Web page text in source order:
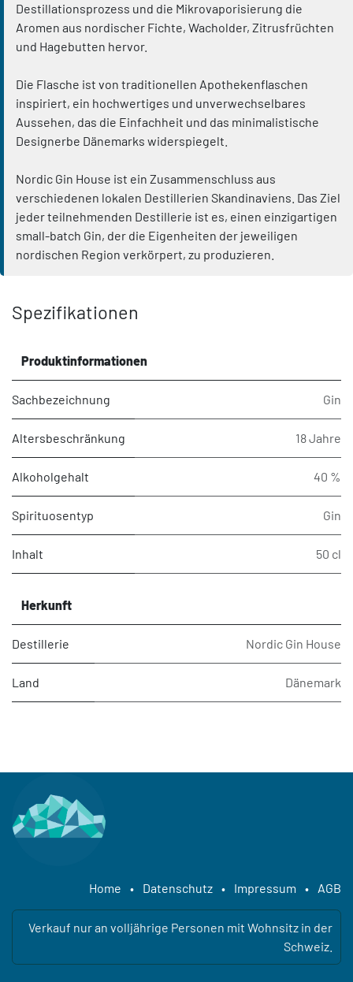
Destillationsprozess und die Mikrovaporisierung die
Aromen aus nordischer Fichte, Wacholder, Zitrusfrüchten
und Hagebutten hervor.
Die Flasche ist von traditionellen Apothekenflaschen
inspiriert, ein hochwertiges und unverwechselbares
Aussehen, das die Einfachheit und das minimalistische
Designerbe Dänemarks widerspiegelt.
Nordic Gin House ist ein Zusammenschluss aus
verschiedenen lokalen Destillerien Skandinaviens. Das Ziel
jeder teilnehmenden Destillerie ist es, einen einzigartigen
small-batch Gin, der die Eigenheiten der jeweiligen
nordischen Region verkörpert, zu produzieren.
Spezifikationen
Produktinformationen
Sachbezeichnung Gin
Altersbeschränkung 18 Jahre
Alkoholgehalt 40 %
Spirituosentyp Gin
Inhalt 50 cl
Herkunft
Destillerie Nordic Gin House
Land Dänemark
Home • Datenschutz • Impressum • AGB
Verkauf nur an volljährige Personen mit Wohnsitz in der
Schweiz.